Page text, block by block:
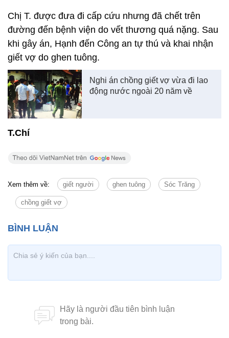
Chị T. được đưa đi cấp cứu nhưng đã chết trên
đường đến bệnh viện do vết thương quá nặng. Sau
khi gây án, Hạnh đến Công an tự thú và khai nhận
giết vợ do ghen tuông.
Nghi án chồng giết vợ vừa đi lao
động nước ngoài 20 năm về
T.Chí
Xem thêm về: giết người ghen tuông Sóc Trăng
chồng giết vợ